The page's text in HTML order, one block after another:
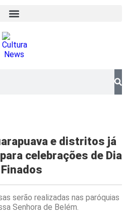
e distritos já
celebrações de Dia
serão realizadas nas paróquias
Senhora de Belém.